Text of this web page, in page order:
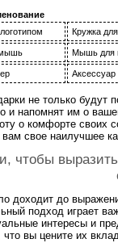
Кружка
Мышь для
Аксессуар
не только будут
и напомнят им о
о комфорте своих
вам свое наилучшее
чтобы
доходит до
подход играет
интересы и
что вы цените их